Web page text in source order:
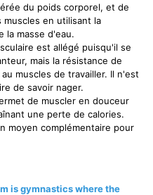
du poids corporel, et de
muscles en utilisant la
la masse d'eau.
est allégé puisqu'il se
mais la résistance de
muscles de travailler. Il n'est
de savoir nager.
de muscler en douceur
une perte de calories.
moyen complémentaire pour
is gymnastics where the